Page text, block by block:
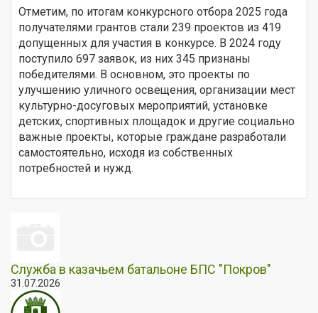
Отметим, по итогам конкурсного отбора 2025 года
получателями грантов стали 239 проектов из 419
допущенных для участия в конкурсе. В 2024 году
поступило 697 заявок, из них 345 признаны
победителями. В основном, это проекты по
улучшению уличного освещения, организации мест
культурно-досуговых мероприятий, установке
детских, спортивных площадок и другие социально
важные проекты, которые граждане разработали
самостоятельно, исходя из собственных
потребностей и нужд.
Служба в казачьем батальоне БПС "Покров"
31.07.2026